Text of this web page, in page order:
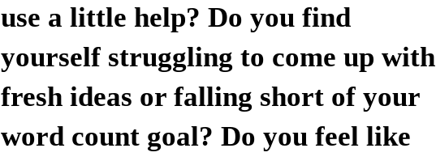
use a little help? Do you find
yourself struggling to come up with
fresh ideas or falling short of your
word count goal? Do you feel like